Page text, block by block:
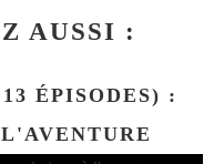
AUSSI :
ÉPISODES) :